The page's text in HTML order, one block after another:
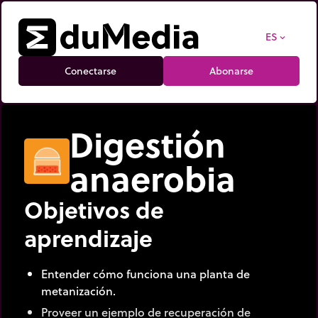
ES expand_more
Conectarse Abonarse
Digestión
anaerobia
Objetivos de
aprendizaje
Entender cómo funciona una planta de
metanización.
Proveer un ejemplo de recuperación de